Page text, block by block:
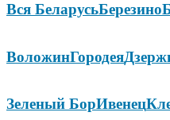
Вся БеларусьБерезино
ВоложинГородея
Зеленый БорИвенец